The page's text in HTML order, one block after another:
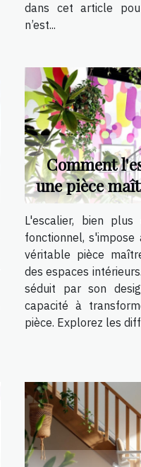
dans cet article
n’est...
Comment
une pièce
L'escalier, bien
fonctionnel, s'impose
véritable pièce
des espaces
séduit par son
capacité à
pièce. Explorez les